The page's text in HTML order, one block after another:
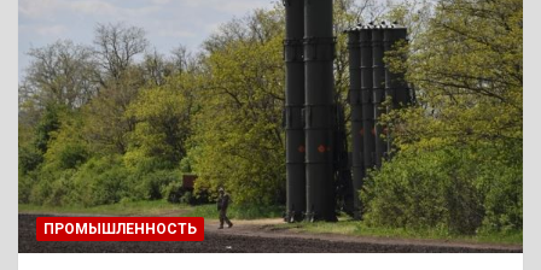
ПРОМЫШЛЕННОСТЬ